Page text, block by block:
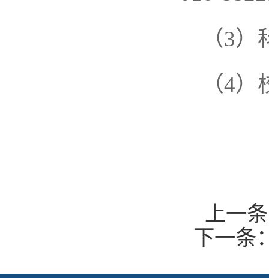
（3
（4
上一
下一条